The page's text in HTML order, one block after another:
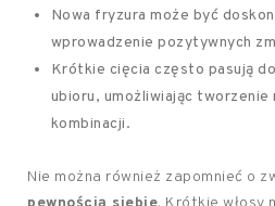
Nowa fryzura może być
wprowadzenie pozytywnych
Krótkie cięcia często pasują
ubioru, umożliwiając tworzenie
kombinacji.
Nie można również zapomnieć o